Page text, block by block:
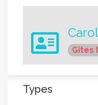
Gîtes
Types